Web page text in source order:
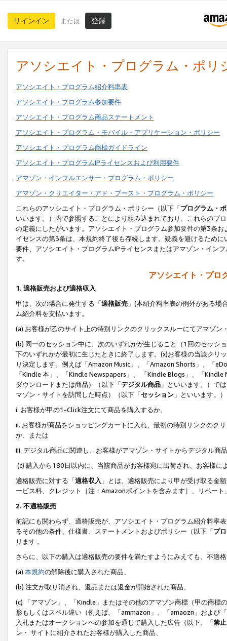
サインイン または 登録
アソシエイト・プログラム・ポリ
アソシエイト・プログラム紹介料率表
アソシエイト・プログラム参加要件
アソシエイト・プログラム商品ステートメント
アソシエイト・プログラム・モバイル・アプリケーション・ポリシー
アソシエイト・プログラム商標ガイドライン
アソシエイト・プログラムIPライセンスおよび利用要件
アマゾン・インフルエンサー・プログラム・ポリシー
アマゾン・クリエイター・アド・ブースト・プログラム・ポリシー
これらのアソシエイト・プログラム・ポリシー（以下「プログラム・
いいます。）内で参照することにより組み込まれており、これらのプ
の定義にしたがいます。アソシエイト・プログラム参加要件の第3条
イセンスの第3条は、本規約終了後も存続します。疑義を避けるため
要件、アソシエイト・プログラムIPライセンスまたはアマゾン・イン
す。
アソシエイト・プロ
1. 適格販売および適格収入
甲は、次の場合に発生する「適格販売 」(本紹介料率表の例外がある
ム紹介料を支払います。
(a) お客様が乙のサイト上の特別リンクのクリックスルーにてアマゾン
(b) 同一のセッション中に、次のいずれかが生じること（1回のセッシ
下のいずれかが最初に生じたときに終了します。(x)お客様の当該ク
り決定します。例えば「Amazon Music」、「Amazon Shorts」、「
「Kindle 本」、「Kindle Newspapers」、 「Kindle Blogs」、「
ダウンロードまたは商品）（以下「デジタル商品 」といいます。）で
マゾン・サイトを訪問した時点）（以下「セッション 」といいます。
i. お客様が甲の1-Click注文にて商品を購入するか、
ii. お客様が商品をショッピングカートに入れ、最初の特別リンクのク
か、または
iii. デジタル商品に関連し、お客様がアマゾン・サイトからデジタル
(c) 購入から180日以内に、当該商品がお客様宛に出荷され、お客様
適格販売に対する「適格収入 」とは、適格販売により甲が受け取る金
ービス料、クレジット［注：Amazonポイントを含みます］、リベー
2. 不適格販売
前記にも関わらず、適格販売が、アソシエイト・プログラム紹介料率
るその他の条件、仕様書、ステートメントおよびポリシー（以下「プ
ります 。
さらに、以下の購入は適格販売の要件を満たすようにみえても、不適
(a) 本規約の解除後に購入された商品、
(b) 注文が取り消され、返品または返金が開始された商品、
(c) 「アマゾン」、「Kindle」またはその他のアマゾン商標（甲の商
形もしくはスペル違い（例えば、「ammazon」、「amaozn」および
入札またはオークションへの参加を通じて購入した広告（以下、「禁
ン・ サイトに紹介されたお客様が購入した商品、